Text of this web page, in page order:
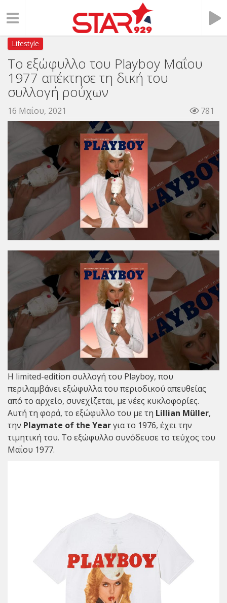
Lifestyle
Το εξώφυλλο του Playboy Μαΐου
1977 απέκτησε τη δική του
συλλογή ρούχων
16 Μαΐου, 2021 781
Η limited-edition συλλογή του Playboy, που
περιλαμβάνει εξώφυλλα του περιοδικού απευθείας
από το αρχείο, συνεχίζεται, με νέες κυκλοφορίες.
Αυτή τη φορά, το εξώφυλλο του με τη Lillian Müller,
την Playmate of the Yearγια το 1976, έχει την
τιμητική του. Το εξώφυλλο συνόδευσε το τεύχος του
Μαΐου 1977.